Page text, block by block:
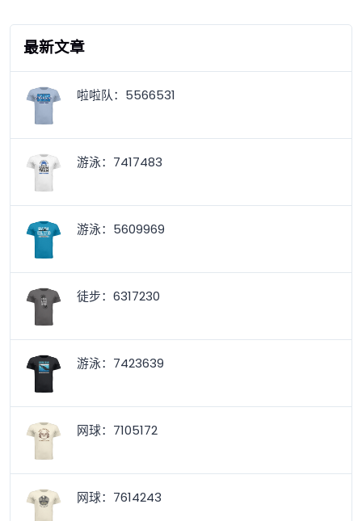
最新文章
啦啦队：5566531
游泳：7417483
游泳：5609969
徒步：6317230
游泳：7423639
网球：7105172
网球：7614243